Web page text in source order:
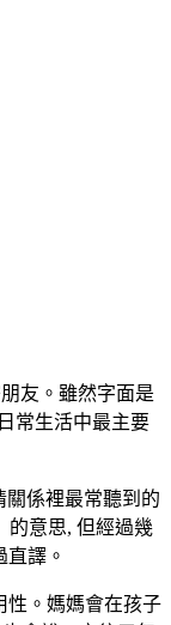
友。雖然字面是
常生活中最主要
關係裡最常聽到的
的意思, 但經過幾
譯。
性。媽媽會在孩子